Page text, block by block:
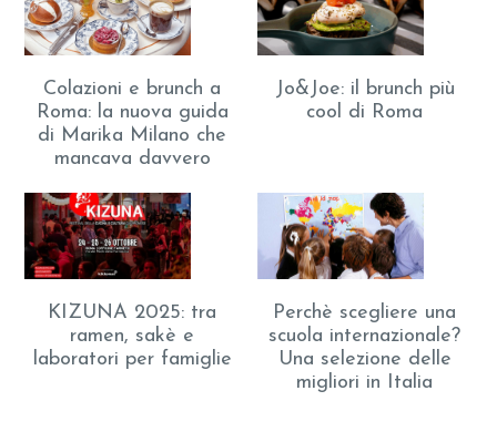
Colazioni e brunch a
Roma: la nuova guida
di Marika Milano che
mancava davvero
Jo&Joe: il brunch più
cool di Roma
KIZUNA 2025: tra
ramen, sakè e
laboratori per famiglie
Perchè scegliere una
scuola internazionale?
Una selezione delle
migliori in Italia